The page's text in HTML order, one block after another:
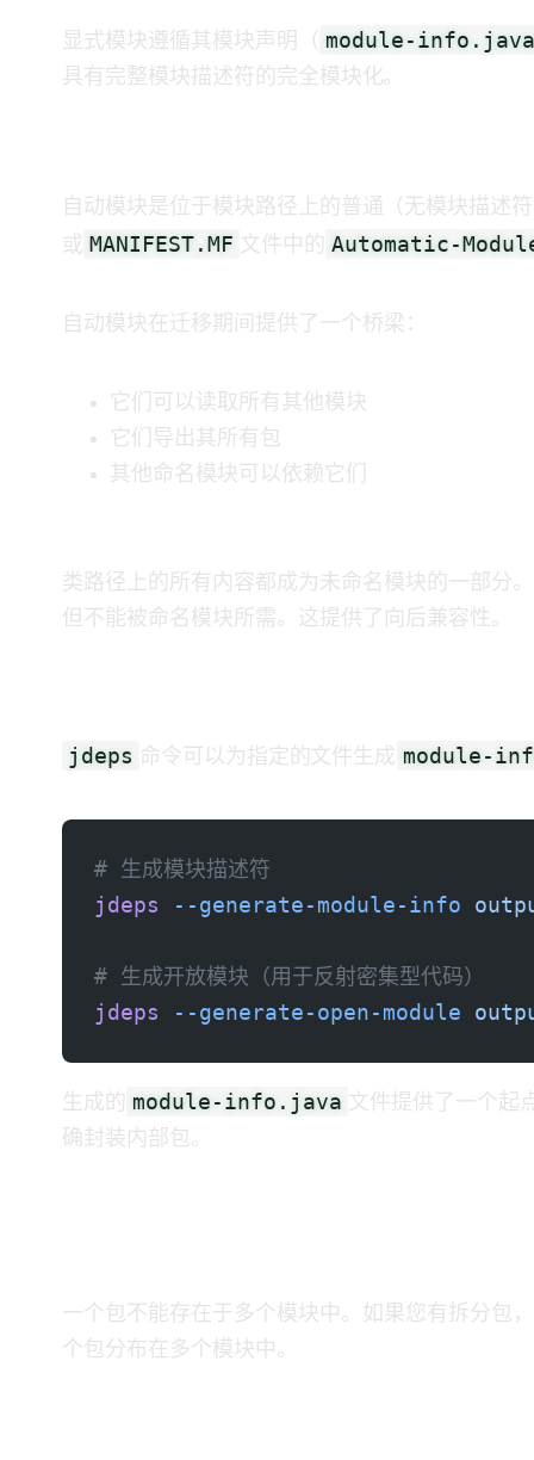
显式模块遵循其模块声明（ module-info.java
具有完整模块描述符的完全模块化JAR。
自动模块是位于模块路径上的普通JAR（无模块描述符
或 MANIFEST.MF 文件中的 Automatic-
自动模块在迁移期间提供了一个桥梁：
它们可以读取所有其他模块
它们导出其所有包
其他命名模块可以依赖它们
类路径上的所有内容都成为未命名模块的一部分
但不能被命名模块所需。这提供了向后兼容性。
jdeps 命令可以为指定的JAR文件生成 module-
# 生成模块描述符
jdeps --generate-module-info
# 生成开放模块（用于反射密集型代码）
jdeps --generate-open-module
生成的 module-info.java 文件提供了一个起
确封装内部包。
一个包不能存在于多个模块中。如果您有拆分包
个包分布在多个模块中。